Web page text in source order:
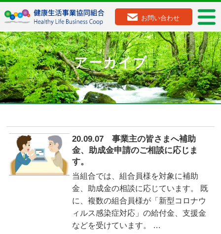
お問い合わせ
アーカイブ
20.09.07 事業主の皆さまへ補助
金、助成金申請のご相談に応じま
す。
当組合では、組合員様を対象に補助
金、助成金の相談に応じています。 既
に、複数の組合員様が「新型コロナウ
ィルス感染症対応」の給付金、支援金
などを受けています。 …